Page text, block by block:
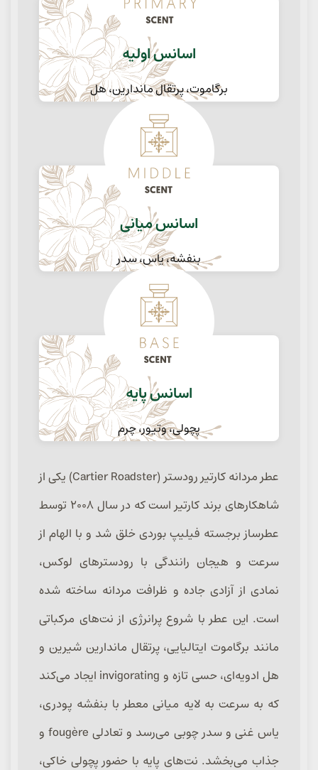
اسانس اولیه
برگاموت، پرتقال ماندارین، هل
اسانس میانی
بنفشه، یاس، سدر
اسانس پایه
پچولی، وتیور، چرم
عطر مردانه کارتیر رودستر (Cartier Roadster) یکی از
شاهکارهای برند کارتیر است که در سال ۲۰۰۸ توسط
عطرساز برجسته فیلیپ بوردی خلق شد و با الهام از
سرعت و هیجان رانندگی با رودسترهای لوکس،
نمادی از آزادی جاده و ظرافت مردانه ساخته شده
است. این عطر با شروع پرانرژی از نت‌های مرکباتی
مانند برگاموت ایتالیایی، پرتقال ماندارین شیرین و
هل ادویه‌ای، حسی تازه و invigorating ایجاد می‌کند
که به سرعت به لایه میانی معطر با بنفشه پودری،
یاس غنی و سدر چوبی می‌رسد و تعادلی fougère و
جذاب می‌بخشد. نت‌های پایه با حضور پچولی خاکی،